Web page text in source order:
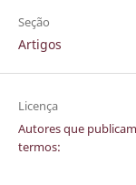
Seção
Artigos
Licença
Autores que
termos: